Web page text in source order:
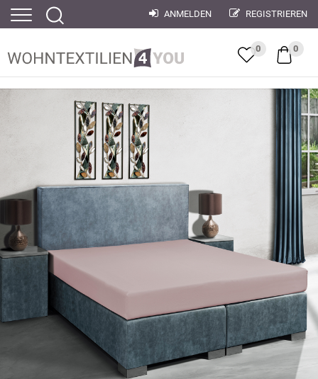
ANMELDEN REGISTRIEREN
0 0